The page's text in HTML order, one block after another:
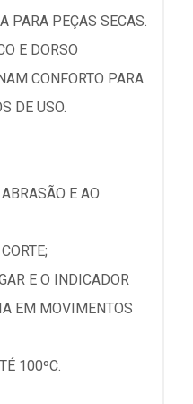
PARA PEÇAS SECAS.
E DORSO
CONFORTO PARA
DE USO.
E AO
E O INDICADOR
EM MOVIMENTOS
100ºC.